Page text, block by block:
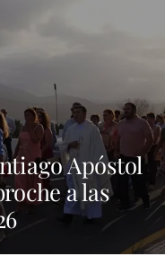
Apóstol
a las